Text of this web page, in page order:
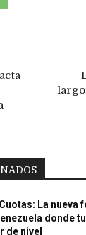
La nueva
donde
de nivel